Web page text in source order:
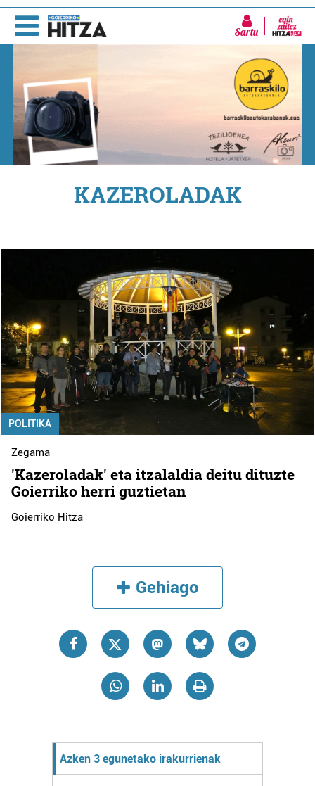
Sartu
KAZEROLADAK
POLITIKA
Zegama
'Kazeroladak' eta itzalaldia deitu dituzte
Goierriko herri guztietan
Goierriko Hitza
Gehiago
Azken 3 egunetako irakurrienak